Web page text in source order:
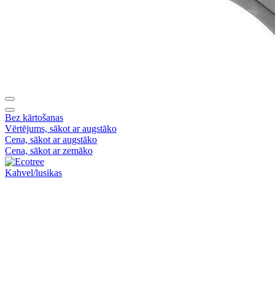
Bez kārtošanas
Vērtējums, sākot ar augstāko
Cena, sākot ar augstāko
Cena, sākot ar zemāko